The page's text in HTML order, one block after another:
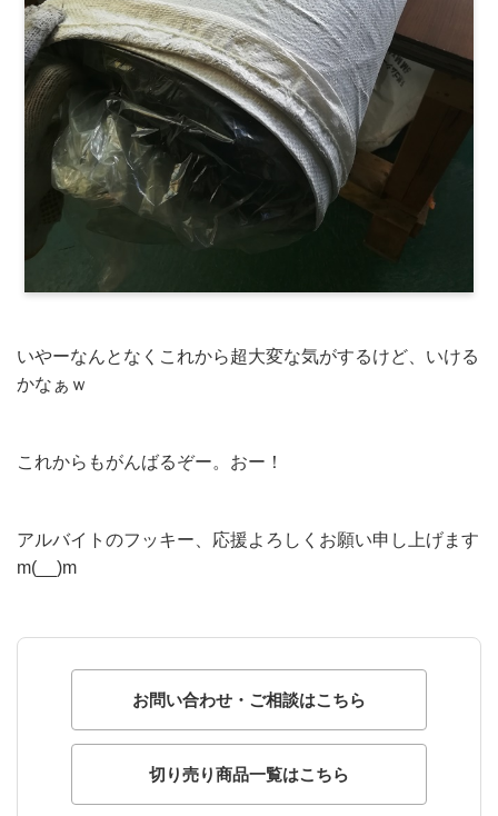
いやーなんとなくこれから超大変な気がするけど、いける
かなぁｗ
これからもがんばるぞー。おー！
アルバイトのフッキー、応援よろしくお願い申し上げます
m(__)m
お問い合わせ・ご相談はこちら
切り売り商品一覧はこちら